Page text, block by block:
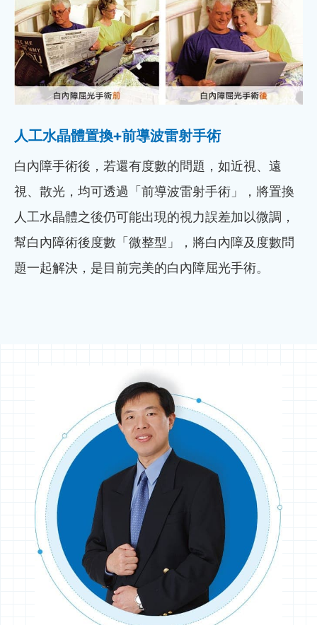
人工水晶體置換+前導波雷射手術
白內障手術後，若還有度數的問題，如近視、遠
視、散光，均可透過「前導波雷射手術」，將置換
人工水晶體之後仍可能出現的視力誤差加以微調，
幫白內障術後度數「微整型」，將白內障及度數問
題一起解決，是目前完美的白內障屈光手術。